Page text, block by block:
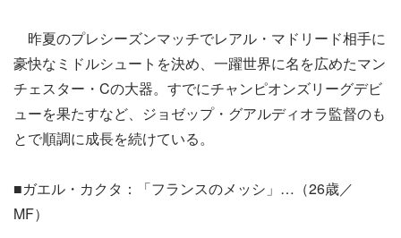
昨夏のプレシーズンマッチでレアル・マドリード相手に
豪快なミドルシュートを決め、一躍世界に名を広めたマン
チェスター・Cの大器。すでにチャンピオンズリーグデビ
ューを果たすなど、ジョゼップ・グアルディオラ監督のも
とで順調に成長を続けている。
■ガエル・カクタ：「フランスのメッシ」…（26歳／
MF）